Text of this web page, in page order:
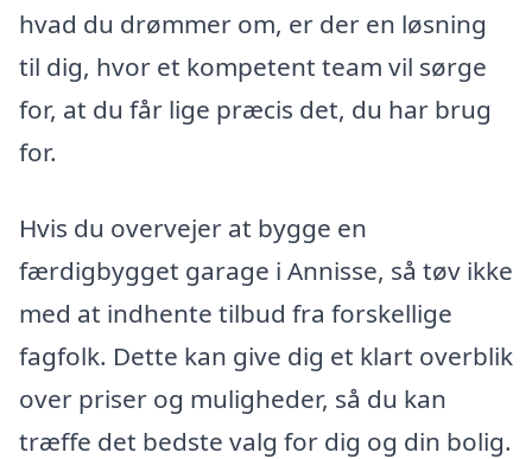
hvad du drømmer om, er der en løsning
til dig, hvor et kompetent team vil sørge
for, at du får lige præcis det, du har brug
for.
Hvis du overvejer at bygge en
færdigbygget garage i Annisse, så tøv ikke
med at indhente tilbud fra forskellige
fagfolk. Dette kan give dig et klart overblik
over priser og muligheder, så du kan
træffe det bedste valg for dig og din bolig.